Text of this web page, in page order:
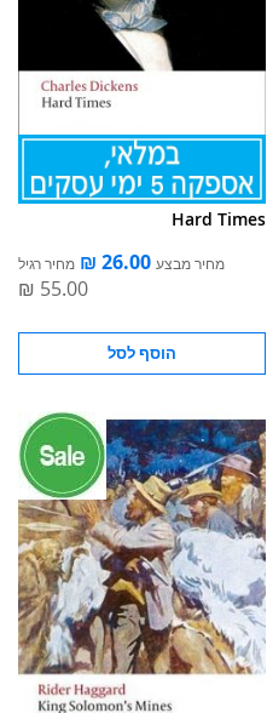
Hard Times
מחיר מבצע מחיר רגיל
הוסף לסל